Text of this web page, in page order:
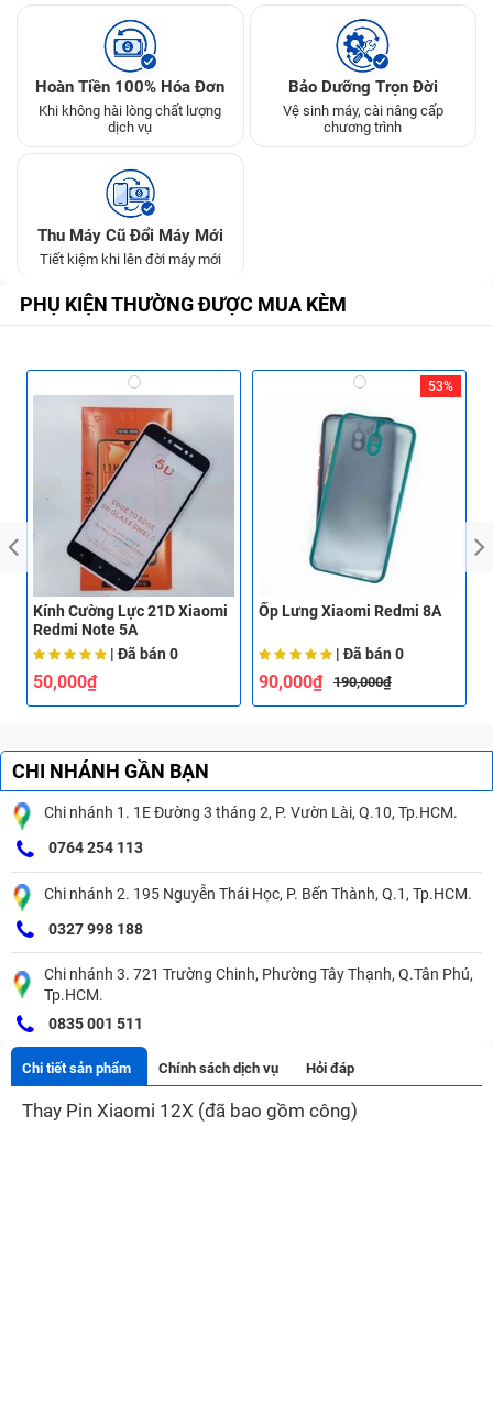
Hoàn Tiền 100% Hóa Đơn
Khi không hài lòng chất lượng
dịch vụ
Bảo Dưỡng Trọn Đời
Vệ sinh máy, cài nâng cấp
chương trình
Thu Máy Cũ Đổi Máy Mới
Tiết kiệm khi lên đời máy mới
PHỤ KIỆN THƯỜNG ĐƯỢC MUA KÈM
Kính Cường Lực 21D Xiaomi
Redmi Note 5A
| Đã bán 0
50,000₫
53%
Ốp Lưng Xiaomi Redmi 8A
| Đã bán 0
90,000₫ 190,000₫
CHI NHÁNH GẦN BẠN
Chi nhánh 1. 1E Đường 3 tháng 2, P. Vườn Lài, Q.10, Tp.HCM.
0764 254 113
Chi nhánh 2. 195 Nguyễn Thái Học, P. Bến Thành, Q.1, Tp.HCM.
0327 998 188
Chi nhánh 3. 721 Trường Chinh, Phường Tây Thạnh, Q.Tân Phú,
Tp.HCM.
0835 001 511
Chi tiết sản phẩm Chính sách dịch vụ Hỏi đáp
Thay Pin Xiaomi 12X (đã bao gồm công)